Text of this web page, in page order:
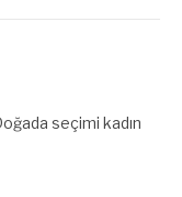
seçimi kadın